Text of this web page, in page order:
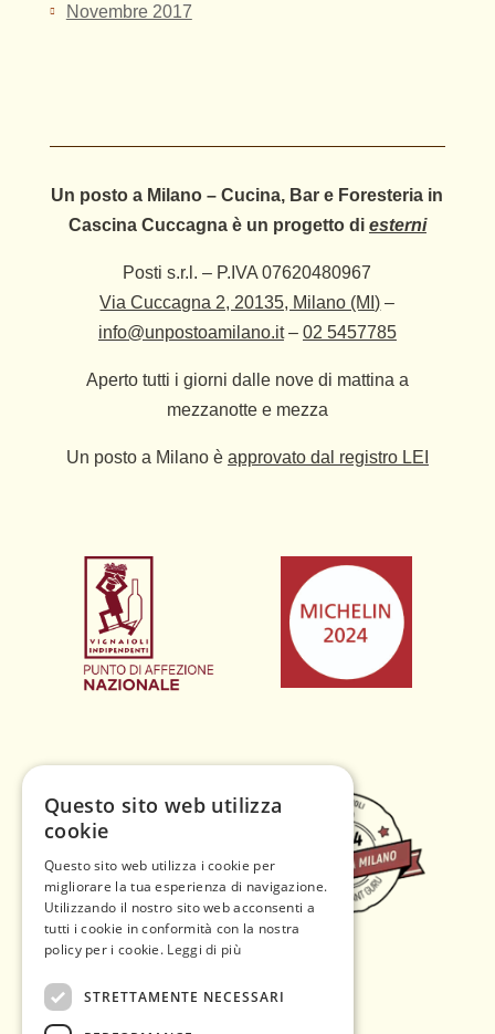
Novembre 2017
Un posto a Milano – Cucina, Bar e Foresteria in
Cascina Cuccagna è un progetto di esterni
Posti s.r.l. – P.IVA 07620480967
Via Cuccagna 2, 20135, Milano (MI) –
info@unpostoamilano.it– 02 5457785
Aperto tutti i giorni dalle nove di mattina a
mezzanotte e mezza
Un posto a Milano è approvato dal registro LEI
Questo sito web utilizza
cookie
Questo sito web utilizza i cookie per
migliorare la tua esperienza di navigazione.
Utilizzando il nostro sito web acconsenti a
tutti i cookie in conformità con la nostra
policy per i cookie. Leggi di più
STRETTAMENTE NECESSARI